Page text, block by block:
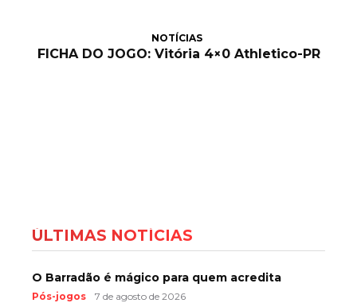
NOTÍCIAS
FICHA DO JOGO: Vitória 4×0 Athletico-PR
ÚLTIMAS NOTÍCIAS
O Barradão é mágico para quem acredita
Pós-jogos 7 de agosto de 2026